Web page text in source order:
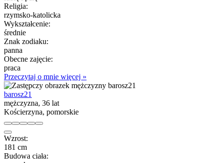
Religia:
rzymsko-katolicka
Wykształcenie:
średnie
Znak zodiaku:
panna
Obecne zajęcie:
praca
Przeczytaj o mnie więcej »
barosz21
mężczyzna, 36 lat
Kościerzyna, pomorskie
Wzrost:
181 cm
Budowa ciała: